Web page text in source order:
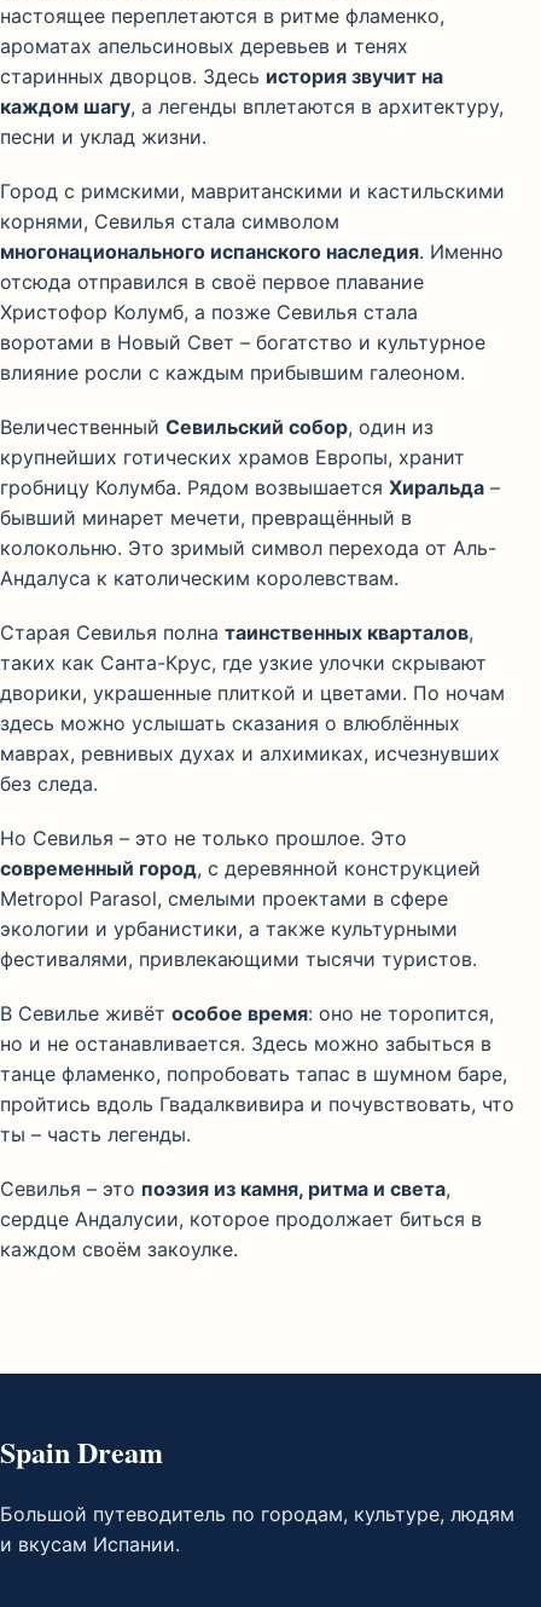
настоящее переплетаются в ритме фламенко,
ароматах апельсиновых деревьев и тенях
старинных дворцов. Здесь история звучит на
каждом шагу, а легенды вплетаются в архитектуру,
песни и уклад жизни.
Город с римскими, мавританскими и кастильскими
корнями, Севилья стала символом
многонационального испанского наследия. Именно
отсюда отправился в своё первое плавание
Христофор Колумб, а позже Севилья стала
воротами в Новый Свет – богатство и культурное
влияние росли с каждым прибывшим галеоном.
Величественный Севильский собор, один из
крупнейших готических храмов Европы, хранит
гробницу Колумба. Рядом возвышается Хиральда –
бывший минарет мечети, превращённый в
колокольню. Это зримый символ перехода от Аль-
Андалуса к католическим королевствам.
Старая Севилья полна таинственных кварталов,
таких как Санта-Крус, где узкие улочки скрывают
дворики, украшенные плиткой и цветами. По ночам
здесь можно услышать сказания о влюблённых
маврах, ревнивых духах и алхимиках, исчезнувших
без следа.
Но Севилья – это не только прошлое. Это
современный город, с деревянной конструкцией
Metropol Parasol, смелыми проектами в сфере
экологии и урбанистики, а также культурными
фестивалями, привлекающими тысячи туристов.
В Севилье живёт особое время: оно не торопится,
но и не останавливается. Здесь можно забыться в
танце фламенко, попробовать тапас в шумном баре,
пройтись вдоль Гвадалквивира и почувствовать, что
ты – часть легенды.
Севилья – это поэзия из камня, ритма и света,
сердце Андалусии, которое продолжает биться в
каждом своём закоулке.
Spain Dream
Большой путеводитель по городам, культуре, людям
и вкусам Испании.